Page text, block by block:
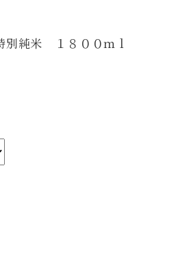
純米 １８００ｍｌ